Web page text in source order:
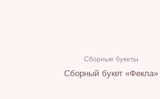
Сборные букеты
Сборный букет «Фекла»